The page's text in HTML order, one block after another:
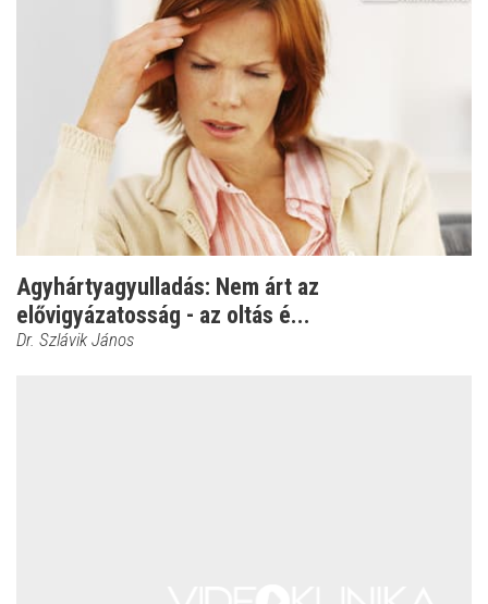
Agyhártyagyulladás: Nem árt az
elővigyázatosság - az oltás é...
Dr. Szlávik János